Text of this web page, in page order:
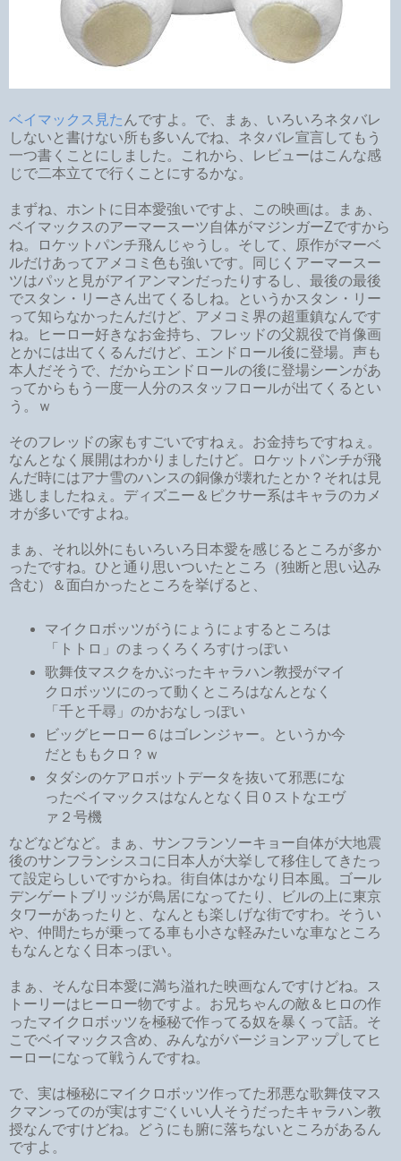
ベイマックス見た んですよ。で、まぁ、いろいろネタバレ
しないと書けない所も多いんでね、ネタバレ宣言してもう
一つ書くことにしました。これから、レビューはこんな感
じで二本立てで行くことにするかな。
まずね、ホントに日本愛強いですよ、この映画は。まぁ、
ベイマックスのアーマースーツ自体がマジンガーZですから
ね。ロケットパンチ飛んじゃうし。そして、原作がマーベ
ルだけあってアメコミ色も強いです。同じくアーマースー
ツはパッと見がアイアンマンだったりするし、最後の最後
でスタン・リーさん出てくるしね。というかスタン・リー
って知らなかったんだけど、アメコミ界の超重鎮なんです
ね。ヒーロー好きなお金持ち、フレッドの父親役で肖像画
とかには出てくるんだけど、エンドロール後に登場。声も
本人だそうで、だからエンドロールの後に登場シーンがあ
ってからもう一度一人分のスタッフロールが出てくるとい
う。ｗ
そのフレッドの家もすごいですねぇ。お金持ちですねぇ。
なんとなく展開はわかりましたけど。ロケットパンチが飛
んだ時にはアナ雪のハンスの銅像が壊れたとか？それは見
逃しましたねぇ。ディズニー＆ピクサー系はキャラのカメ
オが多いですよね。
まぁ、それ以外にもいろいろ日本愛を感じるところが多か
ったですね。ひと通り思いついたところ（独断と思い込み
含む）＆面白かったところを挙げると、
マイクロボッツがうにょうにょするところは
「トトロ」のまっくろくろすけっぽい
歌舞伎マスクをかぶったキャラハン教授がマイ
クロボッツにのって動くところはなんとなく
「千と千尋」のかおなしっぽい
ビッグヒーロー６はゴレンジャー。というか今
だとももクロ？ｗ
タダシのケアロボットデータを抜いて邪悪にな
ったベイマックスはなんとなく日０ストなエヴ
ァ２号機
などなどなど。まぁ、サンフランソーキョー自体が大地震
後のサンフランシスコに日本人が大挙して移住してきたっ
て設定らしいですからね。街自体はかなり日本風。ゴール
デンゲートブリッジが鳥居になってたり、ビルの上に東京
タワーがあったりと、なんとも楽しげな街ですわ。そうい
や、仲間たちが乗ってる車も小さな軽みたいな車なところ
もなんとなく日本っぽい。
まぁ、そんな日本愛に満ち溢れた映画なんですけどね。ス
トーリーはヒーロー物ですよ。お兄ちゃんの敵＆ヒロの作
ったマイクロボッツを極秘で作ってる奴を暴くって話。そ
こでベイマックス含め、みんながバージョンアップしてヒ
ーローになって戦うんですね。
で、実は極秘にマイクロボッツ作ってた邪悪な歌舞伎マス
クマンってのが実はすごくいい人そうだったキャラハン教
授なんですけどね。どうにも腑に落ちないところがあるん
ですよ。